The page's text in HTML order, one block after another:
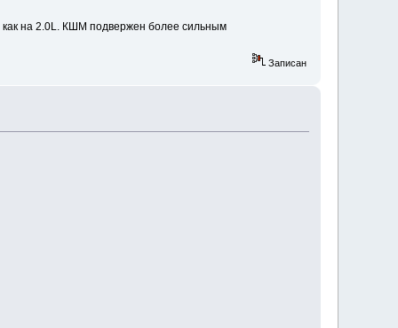
как на 2.0L. КШМ подвержен более сильным
Записан